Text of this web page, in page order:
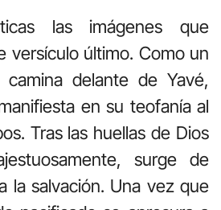
las imágenes que
versículo último. Como un
delante de Yavé,
en su teofanía al
Tras las huellas de Dios
surge de
la salvación. Una vez que